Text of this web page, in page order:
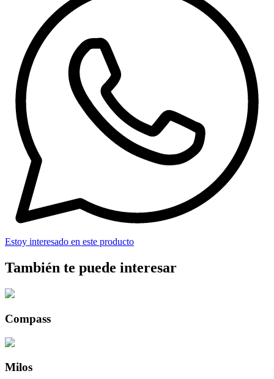
Estoy interesado en este producto
También te puede interesar
Compass
Milos